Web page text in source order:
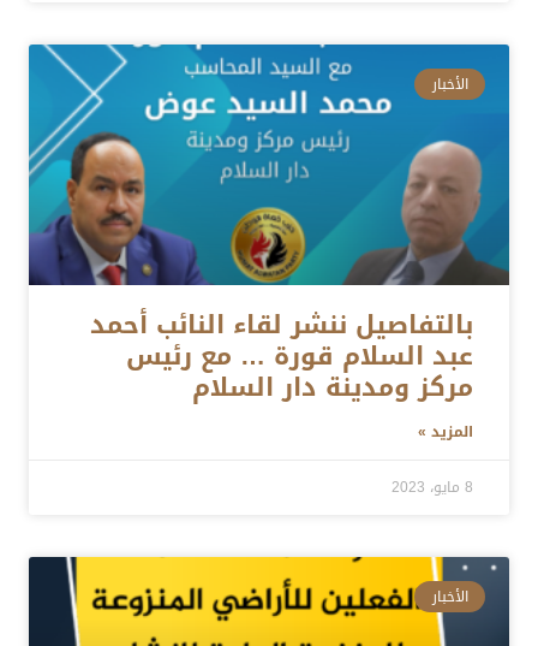
الأخبار
بالتفاصيل ننشر لقاء النائب أحمد
عبد السلام قورة … مع رئيس
مركز ومدينة دار السلام
المزيد »
8 مايو، 2023
الأخبار